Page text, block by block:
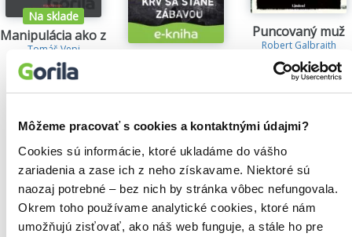
Môžeme pracovať s cookies a kontaktnými údajmi?
Cookies sú informácie, ktoré ukladáme do vášho
zariadenia a zase ich z neho získavame. Niektoré sú
naozaj potrebné – bez nich by stránka vôbec nefungovala.
Okrem toho používame analytické cookies, ktoré nám
umožňujú zisťovať, ako náš web funguje, a stále ho pre
Na sklade
Manipulácia ako zbraň
Tomáš Vepi
15,79€
14,35€
Puncovaný muž
Robert Galbraith
29,15€
Našli sme0titulov
Zoradiť podľa:
Filtrovať